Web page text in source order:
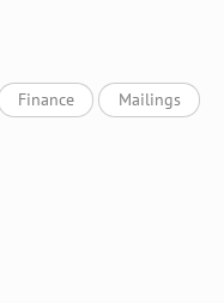
Finance Mailings